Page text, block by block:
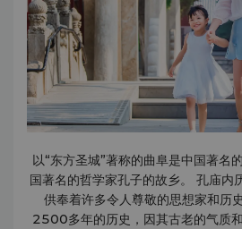
以“东方圣城”著称的曲阜是中国著名
国著名的哲学家孔子的故乡。 孔庙内
供奉着许多令人尊敬的思想家和历
2500多年的历史，因其古老的气质